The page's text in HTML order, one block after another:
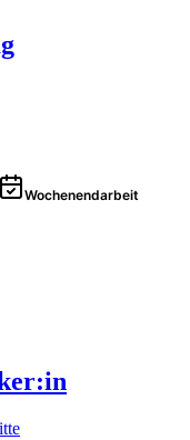
Wochenendarbeit